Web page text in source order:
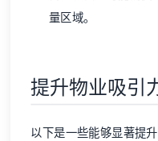
量区域。
提升物业吸引
以下是一些能够显著提